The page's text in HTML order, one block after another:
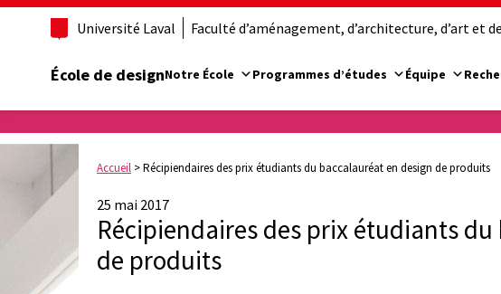
Université Laval Faculté d’aménagement, d’architecture, d’art et
École de designNotre École Programmes d’études Équipe
Accueil >Récipiendaires des prix étudiants du baccalauréat en design de produits
25 mai 2017
Récipiendaires des prix étudiants
de produits